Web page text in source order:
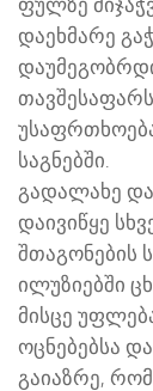
დაეხმარე
თავშესაფარს.
საგნებში.
გადალახე
დაივიწყე
შთაგონების
ილუზიებში
მისცე
ოცნებებსა
გაიაზრე,